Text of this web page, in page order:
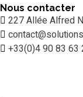
Nous contacter
227 Allée Alfred
+33(0)4 90 83 63